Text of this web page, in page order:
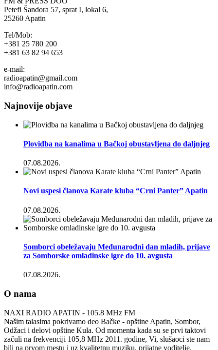
Petefi Šandora 57, sprat I, lokal 6,
25260 Apatin
Tel/Mob:
+381 25 780 200
+381 63 82 94 653
e-mail:
radioapatin@gmail.com
info@radioapatin.com
Najnovije objave
Plovidba na kanalima u Bačkoj obustavljena do daljnjeg
07.08.2026.
Novi uspesi članova Karate kluba “Crni Panter” Apatin
07.08.2026.
Somborci obeležavaju Međunarodni dan mladih, prijave
za Somborske omladinske igre do 10. avgusta
07.08.2026.
O nama
NAXI RADIO APATIN - 105.8 MHz FM
Našim talasima pokrivamo deo Bačke - opštine Apatin, Sombor,
Odžaci i delovi opštine Kula. Od momenta kada su se prvi taktovi
začuli na frekvenciji 105,8 MHz 2011. godine, Vi, slušaoci ste nam
bili na prvom mestu i uz kvalitetnu muziku, prijatne voditelje,